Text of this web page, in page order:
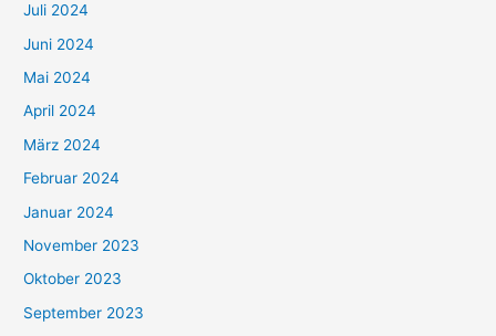
Juli 2024
Juni 2024
Mai 2024
April 2024
März 2024
Februar 2024
Januar 2024
November 2023
Oktober 2023
September 2023